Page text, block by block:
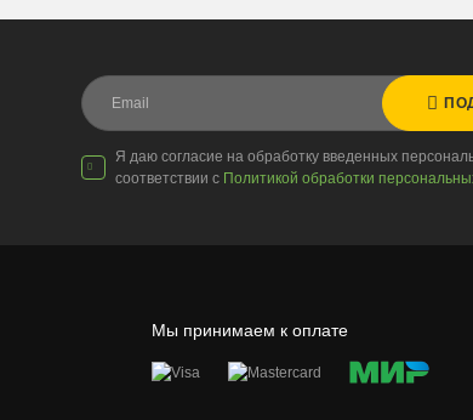
Я даю согласие на обработку введенных
соответствии с Политикой обработки
Мы принимаем к оплате